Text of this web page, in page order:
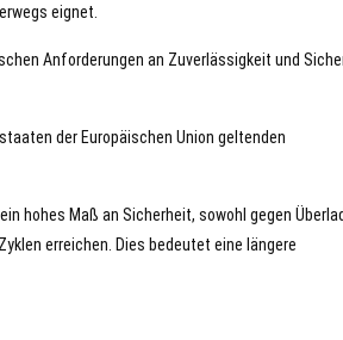
eignet.
Anforderungen an Zuverlässigkeit und
der Europäischen Union geltenden
hohes Maß an Sicherheit, sowohl gegen
erreichen. Dies bedeutet eine längere